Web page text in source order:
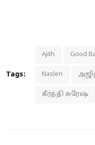
Tags:
Ajith Good
Naslen
கீர்த்தி சுரேஷ்